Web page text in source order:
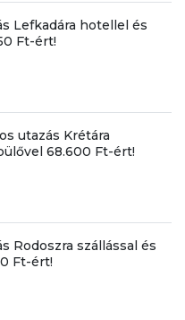
Lefkadára hotellel és
Ft-ért!
utazás Krétára
68.600 Ft-ért!
Rodoszra szállással és
Ft-ért!